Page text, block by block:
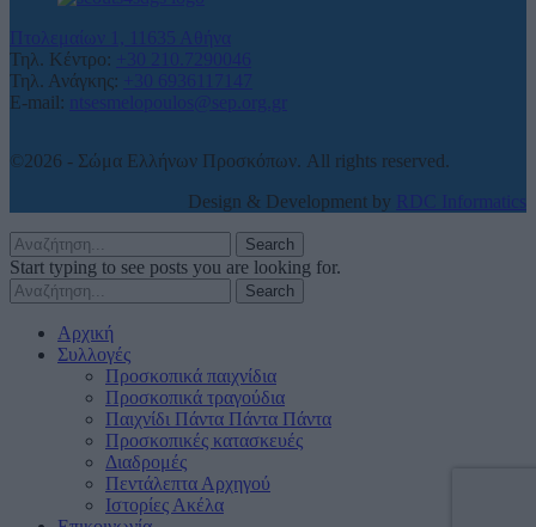
Πτολεμαίων 1, 11635 Αθήνα
Τηλ. Κέντρο:
+30 210.7290046
Τηλ. Ανάγκης:
+30 6936117147
E-mail:
ntsesmelopoulos@sep.org.gr
©2026 - Σώμα Ελλήνων Προσκόπων. All rights reserved.
Design & Development by RDC Informatics
Search
Start typing to see posts you are looking for.
Search
Αρχική
Συλλογές
Προσκοπικά παιχνίδια
Προσκοπικά τραγούδια
Παιχνίδι Πάντα Πάντα Πάντα
Προσκοπικές κατασκευές
Διαδρομές
Πεντάλεπτα Αρχηγού
Ιστορίες Ακέλα